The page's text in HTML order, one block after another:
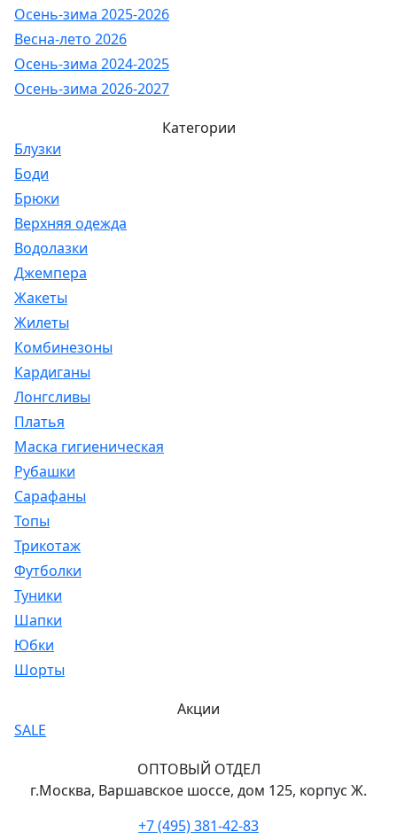
Осень-зима 2025-2026
Весна-лето 2026
Осень-зима 2024-2025
Осень-зима 2026-2027
Категории
Блузки
Боди
Брюки
Верхняя одежда
Водолазки
Джемпера
Жакеты
Жилеты
Комбинезоны
Кардиганы
Лонгсливы
Платья
Маска гигиеническая
Рубашки
Сарафаны
Топы
Трикотаж
Футболки
Туники
Шапки
Юбки
Шорты
Акции
SALE
ОПТОВЫЙ ОТДЕЛ
г.Москва, Варшавское шоссе, дом 125, корпус Ж.
+7 (495) 381-42-83